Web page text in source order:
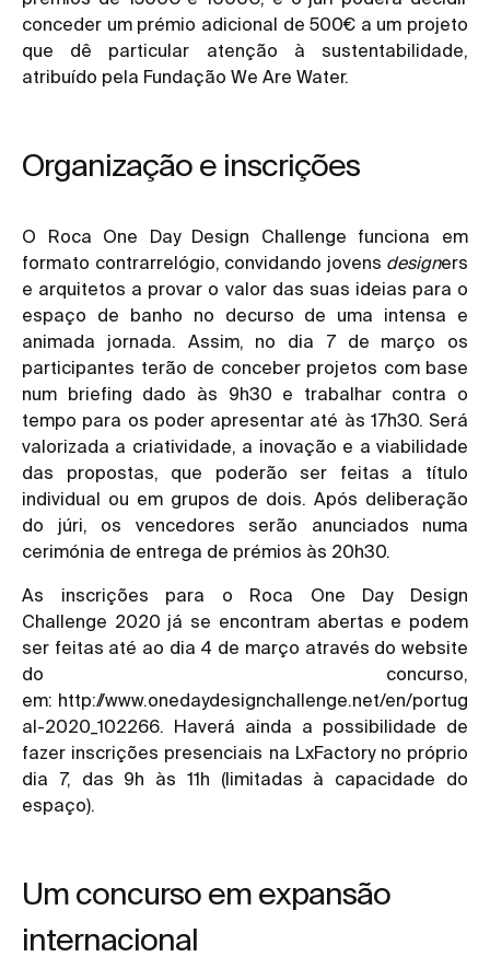
conceder um prémio adicional de 500€ a um projeto
que dê particular atenção à sustentabilidade,
atribuído pela Fundação We Are Water.
Organização e inscrições
O Roca One Day Design Challenge funciona em
formato contrarrelógio, convidando jovens designers
e arquitetos a provar o valor das suas ideias para o
espaço de banho no decurso de uma intensa e
animada jornada. Assim, no dia 7 de março os
participantes terão de conceber projetos com base
num briefing dado às 9h30 e trabalhar contra o
tempo para os poder apresentar até às 17h30. Será
valorizada a criatividade, a inovação e a viabilidade
das propostas, que poderão ser feitas a título
individual ou em grupos de dois. Após deliberação
do júri, os vencedores serão anunciados numa
cerimónia de entrega de prémios às 20h30.
As inscrições para o Roca One Day Design
Challenge 2020 já se encontram abertas e podem
ser feitas até ao dia 4 de março através do website
do concurso,
em: http://www.onedaydesignchallenge.net/en/portug
al-2020_102266 . Haverá ainda a possibilidade de
fazer inscrições presenciais na LxFactory no próprio
dia 7, das 9h às 11h (limitadas à capacidade do
espaço).
Um concurso em expansão
internacional